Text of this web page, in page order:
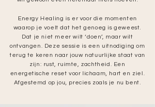
Energy Healing is er voor die momenten
waarop je voelt dat het genoeg is geweest.
Dat je niet meer wilt ‘doen’, maar wilt
ontvangen. Deze sessie is een uitnodiging om
terug te keren naar jouw natuurlijke staat van
zijn: rust, ruimte, zachtheid. Een
energetische reset voor lichaam, hart en ziel.
Afgestemd op jou, precies zoals je nu bent.